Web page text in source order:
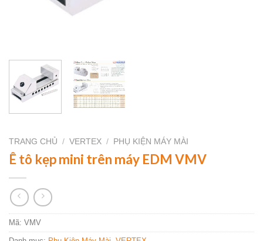
TRANG CHỦ / VERTEX / PHỤ KIỆN MÁY MÀI
Ê tô kẹp mini trên máy EDM VMV
Mã: VMV